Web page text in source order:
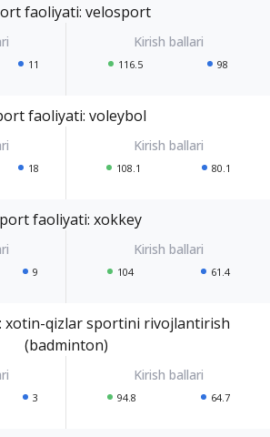
faoliyati: velosport
11 116.5 98
faoliyati: voleybol
18 108.1 80.1
faoliyati: xokkey
9 104 61.4
xotin-qizlar sportini rivojlantirish
(badminton)
3 94.8 64.7